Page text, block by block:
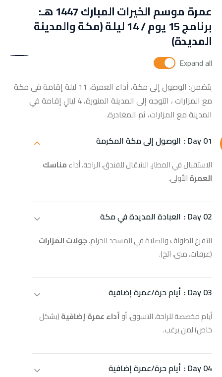
عمرة موسم الخيرات المبارك 1447 هـ:
برنامج 15 يوم / 14 ليلة (مكة والمدينة
المديدة)
Expand all
يتضمن: الوصول إلى مكة، أداء العمرة، 11 ليلة إقامة في مكة
مع المزارات ، التوجه إلى المدينة المنورة، 4 ليالٍ إقامة في
المدينة مع المزارات، ثم المغادرة.
Day 01 : الوصول إلى مكة المكرمة
الاستقبال في المطار، الانتقال للفندق، الراحة، أداءمناسك
العمرةالأولى.
Day 02 : العبادة المديدة في مكة
التفرغ للطواف والصلاة في المسجد الحرام.جولات المزارات
(عرفات، منى، الخ).
Day 03 : أيام حرة/عمرة إضافية
أيام مخصصة للراحة، التسوق، أوأداء عمرة إضافية(بشكل
خاص) لمن يرغب.
Day 04 : أيام حرة/عمرة إضافية